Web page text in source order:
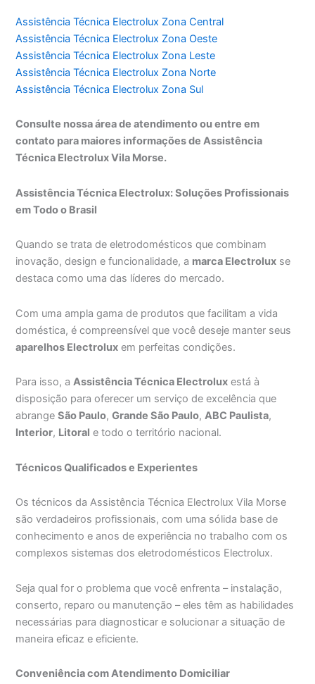
Assistência Técnica Electrolux Zona Central
Assistência Técnica Electrolux Zona Oeste
Assistência Técnica Electrolux Zona Leste
Assistência Técnica Electrolux Zona Norte
Assistência Técnica Electrolux Zona Sul
Consulte nossa área de atendimento ou entre em
contato para maiores informações de Assistência
Técnica Electrolux Vila Morse.
Assistência Técnica Electrolux: Soluções Profissionais
em Todo o Brasil
Quando se trata de eletrodomésticos que combinam
inovação, design e funcionalidade, a marca Electrolux se
destaca como uma das líderes do mercado.
Com uma ampla gama de produtos que facilitam a vida
doméstica, é compreensível que você deseje manter seus
aparelhos Electrolux em perfeitas condições.
Para isso, aAssistência Técnica Electrolux está à
disposição para oferecer um serviço de excelência que
abrangeSão Paulo,Grande São Paulo,ABC Paulista,
Interior, Litoral e todo o território nacional.
Técnicos Qualificados e Experientes
Os técnicos da Assistência Técnica Electrolux Vila Morse
são verdadeiros profissionais, com uma sólida base de
conhecimento e anos de experiência no trabalho com os
complexos sistemas dos eletrodomésticos Electrolux.
Seja qual for o problema que você enfrenta – instalação,
conserto, reparo ou manutenção – eles têm as habilidades
necessárias para diagnosticar e solucionar a situação de
maneira eficaz e eficiente.
Conveniência com Atendimento Domiciliar